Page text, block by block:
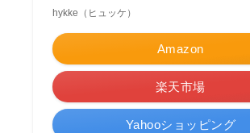
hykke（ヒュッケ）
Amazon
楽天市場
Yahooショッピング